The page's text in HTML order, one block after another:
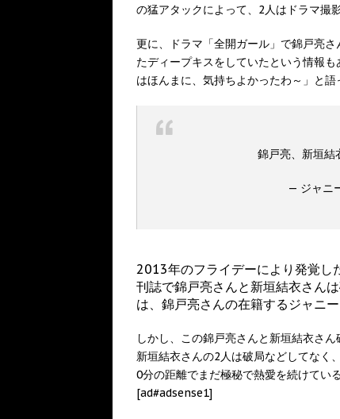
の猛アタックによって、2人はドラマ撮
更に、ドラマ「全開ガール」で錦戸亮
たディープキスをしていたという情報
はほんまに、気持ちよかったわ～」と
錦戸亮、新垣結
— ジャニ
2013年のフライデーにより発覚し
刊誌で錦戸亮さんと新垣結衣さん
は、錦戸亮さんの在籍するジャニ
しかし、この錦戸亮さんと新垣結衣さ
新垣結衣さんの2人は破局などしてなく
0分の距離でまだ極秘で熱愛を続けてい
[ad#adsense1]